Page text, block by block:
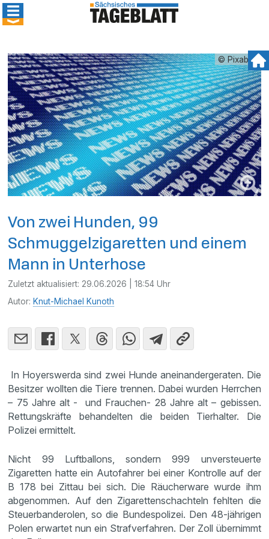
© Pixabay
Von zwei Hunden, 99
Schmuggelzigaretten und einem
Mann in Unterhose
Zuletzt aktualisiert: 29.06.2026 | 18:54 Uhr
Autor: Knut-Michael Kunoth
In Hoyerswerda sind zwei Hunde aneinandergeraten. Die
Besitzer wollten die Tiere trennen. Dabei wurden Herrchen
– 75 Jahre alt - und Frauchen- 28 Jahre alt – gebissen.
Rettungskräfte behandelten die beiden Tierhalter. Die
Polizei ermittelt.
Nicht 99 Luftballons, sondern 999 unversteuerte
Zigaretten hatte ein Autofahrer bei einer Kontrolle auf der
B 178 bei Zittau bei sich. Die Räucherware wurde ihm
abgenommen. Auf den Zigarettenschachteln fehlten die
Steuerbanderolen, so die Bundespolizei. Den 48-jährigen
Polen erwartet nun ein Strafverfahren. Der Zoll übernimmt